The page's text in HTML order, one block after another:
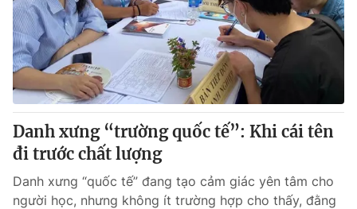
Cơ quan chủ quản: Đài Truyền hình Việt Nam
Cơ quan báo chí:
Thời báo VTV
Giấy phép hoạt động báo in và báo điện tử số 483/GP-BTTTT
cấp ngày 29/12/2023
Tổng Biên tập:Vũ Thanh Thủy
Phó Tổng Biên tập:Nguyễn Thị Mỹ Hạnh, Phạm Quốc Thắng,
Nguyễn Trọng Ninh
024.38 355 931 - 024.38 355 932
Ðiện thoại Thời báo VTV: 024.66 897 897
Danh xưng “trường quốc tế”: Khi cái tên
đi trước chất lượng
Danh xưng “quốc tế” đang tạo cảm giác yên tâm cho
người học, nhưng không ít trường hợp cho thấy, đằng